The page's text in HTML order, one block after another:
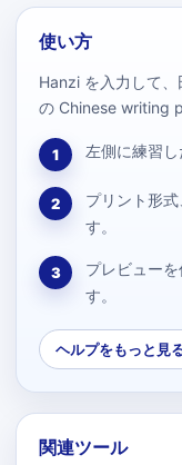
使い方
Hanzi を入力して
の Chinese writing
1 左側に練習し
2
プリント形
す。
3
プレビュー
す。
ヘルプをもっと見
関連ツール